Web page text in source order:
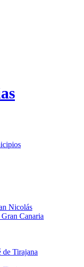
Nicolás
Canaria
de Tirajana